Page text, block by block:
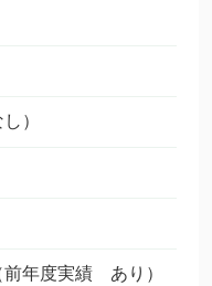
）
年度実績 あり）